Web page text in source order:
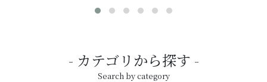
カテゴリから探す
Search by category